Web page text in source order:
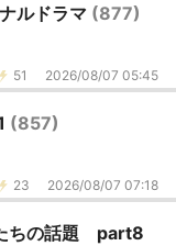
ルドラマ (877)
51 2026/08/07 05:45
(857)
23 2026/08/07 07:18
ちの話題 part8